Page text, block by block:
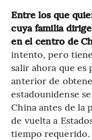
Entre los que
cuya familia
en el centro de
intento, pero
salir ahora que es
anterior de
estadounidense
China antes de la
de vuelta a
tiempo requerido.